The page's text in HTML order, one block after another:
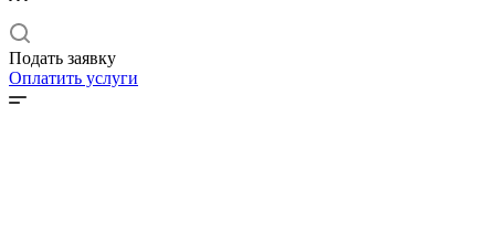
Подать заявку
Оплатить услуги